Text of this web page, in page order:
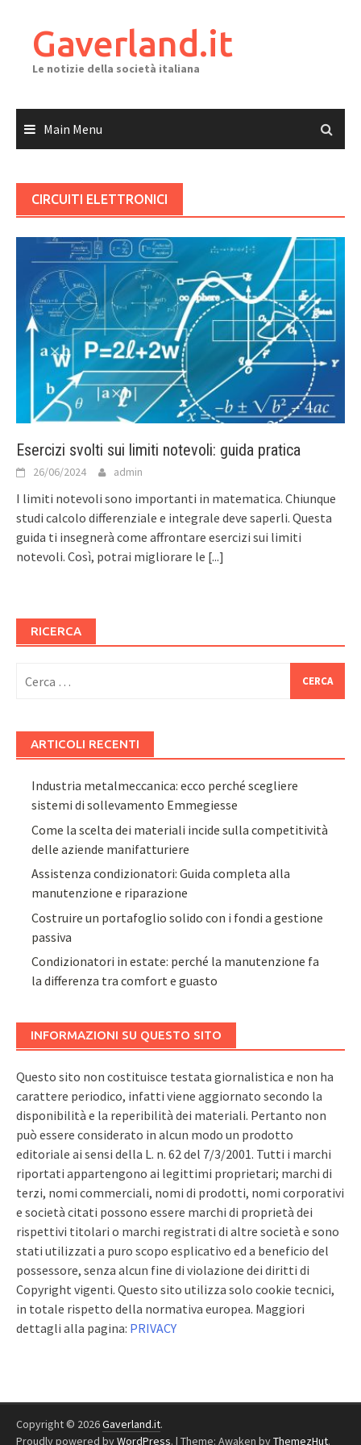
contentGaverland.it
Le notizie della società italiana
Main Menu
CIRCUITI ELETTRONICI
Esercizi svolti sui limiti notevoli: guida pratica
26/06/2024 admin
I limiti notevoli sono importanti in matematica. Chiunque
studi calcolo differenziale e integrale deve saperli. Questa
guida ti insegnerà come affrontare esercizi sui limiti
notevoli. Così, potrai migliorare le [...]
RICERCA
per:
ARTICOLI RECENTI
Industria metalmeccanica: ecco perché scegliere
sistemi di sollevamento Emmegiesse
Come la scelta dei materiali incide sulla competitività
delle aziende manifatturiere
Assistenza condizionatori: Guida completa alla
manutenzione e riparazione
Costruire un portafoglio solido con i fondi a gestione
passiva
Condizionatori in estate: perché la manutenzione fa
la differenza tra comfort e guasto
INFORMAZIONI SU QUESTO SITO
Questo sito non costituisce testata giornalistica e non ha
carattere periodico, infatti viene aggiornato secondo la
disponibilità e la reperibilità dei materiali. Pertanto non
può essere considerato in alcun modo un prodotto
editoriale ai sensi della L. n. 62 del 7/3/2001. Tutti i marchi
riportati appartengono ai legittimi proprietari; marchi di
terzi, nomi commerciali, nomi di prodotti, nomi corporativi
e società citati possono essere marchi di proprietà dei
rispettivi titolari o marchi registrati di altre società e sono
stati utilizzati a puro scopo esplicativo ed a beneficio del
possessore, senza alcun fine di violazione dei diritti di
Copyright vigenti. Questo sito utilizza solo cookie tecnici,
in totale rispetto della normativa europea. Maggiori
dettagli alla pagina: PRIVACY
Copyright © 2026Gaverland.it.
Proudly powered byWordPress. | Theme: Awaken byThemezHut.